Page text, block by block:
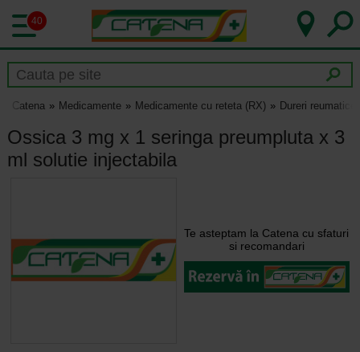
40
Catena Medicamente Medicamente cu reteta (RX) Dureri
Ossica 3 mg x 1 seringa preumpluta x 3
ml solutie injectabila
Te asteptam la Catena cu sfaturi
si recomandari